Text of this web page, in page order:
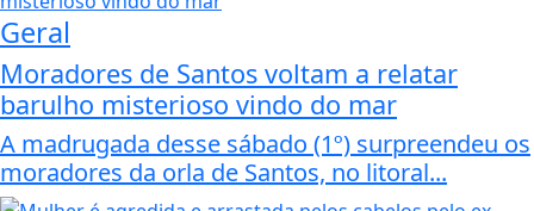
Geral
Moradores de Santos voltam a relatar
barulho misterioso vindo do mar
A madrugada desse sábado (1º) surpreendeu os
moradores da orla de Santos, no litoral...